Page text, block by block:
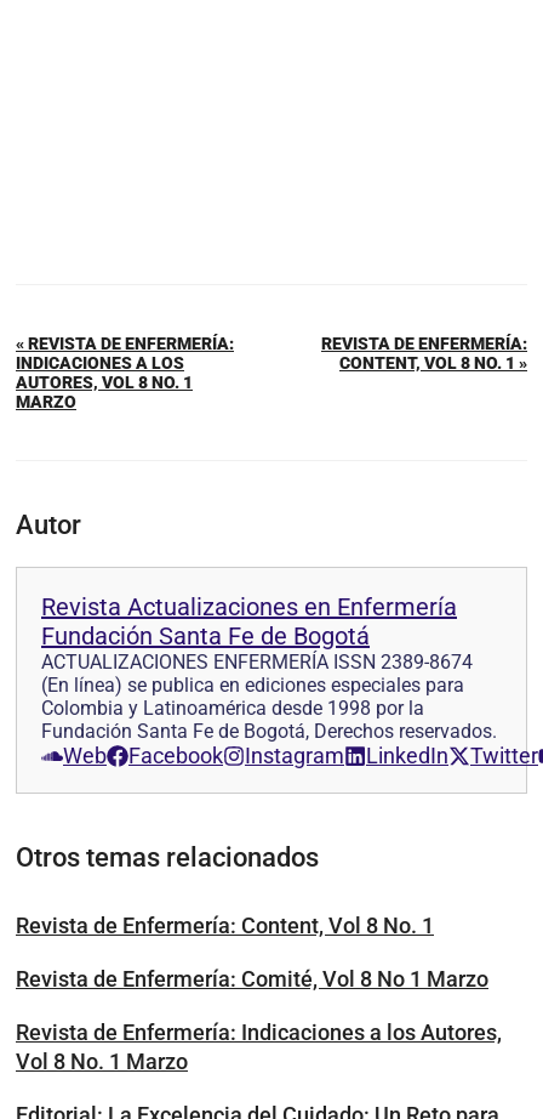
« REVISTA DE ENFERMERÍA:
INDICACIONES A LOS
AUTORES, VOL 8 NO. 1
MARZO
REVISTA DE ENFERMERÍA:
CONTENT, VOL 8 NO. 1 »
Autor
Revista Actualizaciones en Enfermería
Fundación Santa Fe de Bogotá
ACTUALIZACIONES ENFERMERÍA ISSN 2389-8674
(En línea) se publica en ediciones especiales para
Colombia y Latinoamérica desde 1998 por la
Fundación Santa Fe de Bogotá, Derechos reservados.
Web Facebook Instagram LinkedIn Twitter
Otros temas relacionados
Revista de Enfermería: Content, Vol 8 No. 1
Revista de Enfermería: Comité, Vol 8 No 1 Marzo
Revista de Enfermería: Indicaciones a los Autores,
Vol 8 No. 1 Marzo